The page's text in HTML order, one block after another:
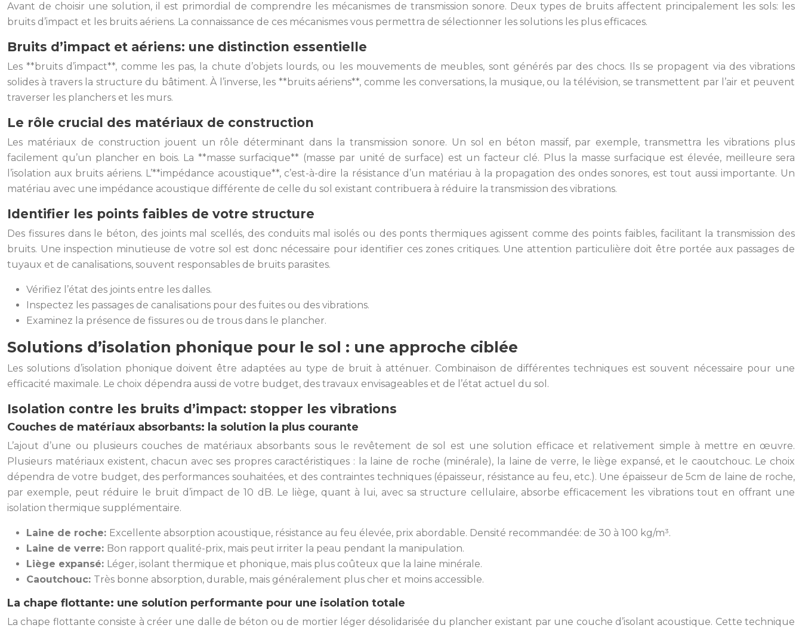
Avant de choisir une solution, il est primordial de comprendre les mécanismes de transmission sonore. Deux types de bruits affectent principalement les sols: les
bruits d’impact et les bruits aériens. La connaissance de ces mécanismes vous permettra de sélectionner les solutions les plus efficaces.
Bruits d’impact et aériens: une distinction essentielle
Les **bruits d’impact**, comme les pas, la chute d’objets lourds, ou les mouvements de meubles, sont générés par des chocs. Ils se propagent via des vibrations
solides à travers la structure du bâtiment. À l’inverse, les **bruits aériens**, comme les conversations, la musique, ou la télévision, se transmettent par l’air et peuvent
traverser les planchers et les murs.
Le rôle crucial des matériaux de construction
Les matériaux de construction jouent un rôle déterminant dans la transmission sonore. Un sol en béton massif, par exemple, transmettra les vibrations plus
facilement qu’un plancher en bois. La **masse surfacique** (masse par unité de surface) est un facteur clé. Plus la masse surfacique est élevée, meilleure sera
l’isolation aux bruits aériens. L’**impédance acoustique**, c’est-à-dire la résistance d’un matériau à la propagation des ondes sonores, est tout aussi importante. Un
matériau avec une impédance acoustique différente de celle du sol existant contribuera à réduire la transmission des vibrations.
Identifier les points faibles de votre structure
Des fissures dans le béton, des joints mal scellés, des conduits mal isolés ou des ponts thermiques agissent comme des points faibles, facilitant la transmission des
bruits. Une inspection minutieuse de votre sol est donc nécessaire pour identifier ces zones critiques. Une attention particulière doit être portée aux passages de
tuyaux et de canalisations, souvent responsables de bruits parasites.
Vérifiez l’état des joints entre les dalles.
Inspectez les passages de canalisations pour des fuites ou des vibrations.
Examinez la présence de fissures ou de trous dans le plancher.
Solutions d’isolation phonique pour le sol : une approche ciblée
Les solutions d’isolation phonique doivent être adaptées au type de bruit à atténuer. Combinaison de différentes techniques est souvent nécessaire pour une
efficacité maximale. Le choix dépendra aussi de votre budget, des travaux envisageables et de l’état actuel du sol.
Isolation contre les bruits d’impact: stopper les vibrations
Couches de matériaux absorbants: la solution la plus courante
L’ajout d’une ou plusieurs couches de matériaux absorbants sous le revêtement de sol est une solution efficace et relativement simple à mettre en œuvre.
Plusieurs matériaux existent, chacun avec ses propres caractéristiques : la laine de roche (minérale), la laine de verre, le liège expansé, et le caoutchouc. Le choix
dépendra de votre budget, des performances souhaitées, et des contraintes techniques (épaisseur, résistance au feu, etc.). Une épaisseur de 5cm de laine de roche,
par exemple, peut réduire le bruit d’impact de 10 dB. Le liège, quant à lui, avec sa structure cellulaire, absorbe efficacement les vibrations tout en offrant une
isolation thermique supplémentaire.
Laine de roche: Excellente absorption acoustique, résistance au feu élevée, prix abordable. Densité recommandée: de 30 à 100 kg/m³.
Laine de verre: Bon rapport qualité-prix, mais peut irriter la peau pendant la manipulation.
Liège expansé: Léger, isolant thermique et phonique, mais plus coûteux que la laine minérale.
Caoutchouc: Très bonne absorption, durable, mais généralement plus cher et moins accessible.
La chape flottante: une solution performante pour une isolation totale
La chape flottante consiste à créer une dalle de béton ou de mortier léger désolidarisée du plancher existant par une couche d’isolant acoustique. Cette technique